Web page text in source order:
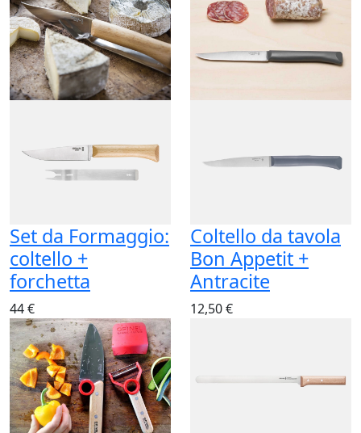
Set da Formaggio:
coltello +
forchetta
44 €
Coltello da tavola
Bon Appetit +
Antracite
12,50 €